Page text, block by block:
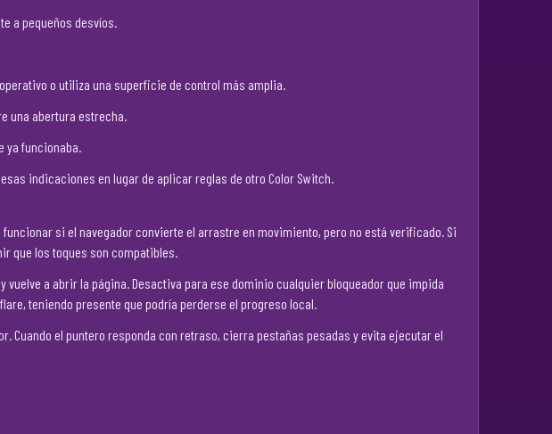
a pequeños desvíos.
o utiliza una superficie de control más amplia.
una abertura estrecha.
ya funcionaba.
indicaciones en lugar de aplicar reglas de otro Color Switch.
si el navegador convierte el arrastre en movimiento, pero no está verificado. Si
que los toques son compatibles.
a abrir la página. Desactiva para ese dominio cualquier bloqueador que impida
teniendo presente que podría perderse el progreso local.
Cuando el puntero responda con retraso, cierra pestañas pesadas y evita ejecutar el